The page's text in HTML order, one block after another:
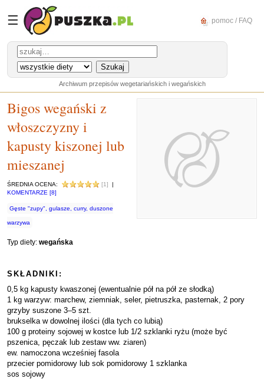
☰ pomoc / FAQ
Archiwum przepisów wegetariańskich i wegańskich
Bigos wegański z
włoszczyzny i
kapusty kiszonej lub
mieszanej
ŚREDNIA OCENA: [1]
|
KOMENTARZE [8]
Gęste "zupy", gulasze, curry, duszone
warzywa
Typ diety: wegańska
SKŁADNIKI:
0,5 kg kapusty kwaszonej (ewentualnie pół na pół ze słodką)
1 kg warzyw: marchew, ziemniak, seler, pietruszka, pasternak, 2 pory
grzyby suszone 3–5 szt.
brukselka w dowolnej ilości (dla tych co lubią)
100 g proteiny sojowej w kostce lub 1/2 szklanki ryżu (może być
pszenica, pęczak lub zestaw ww. ziaren)
ew. namoczona wcześniej fasola
przecier pomidorowy lub sok pomidorowy 1 szklanka
sos sojowy